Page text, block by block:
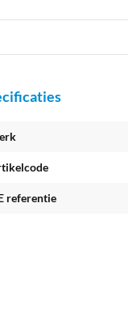
referentie